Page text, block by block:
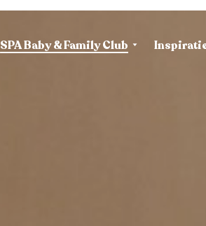
SPA Baby & Family Club